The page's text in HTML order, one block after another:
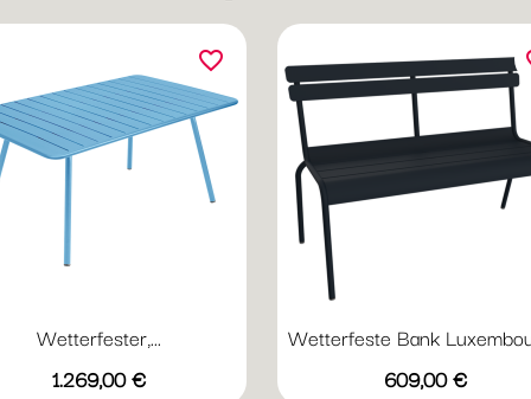
Wetterfester,...
Preis
1.269,00 €
Vorschau
AbyssblauAcapulcoblau
Anthrazit
Chili Gewittergrau
favorite_border
Wetterfeste Bank
Preis
609,00 €
Vorschau
AbyssblauAcapulcoblau
Anthrazit
Chili